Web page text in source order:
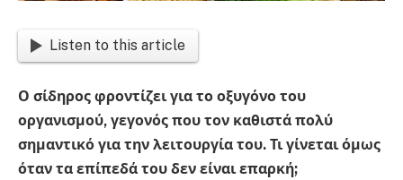
Listen to this article
Ο σίδηρος φροντίζει για το οξυγόνο του
οργανισμού, γεγονός που τον καθιστά πολύ
σημαντικό για την λειτουργία του. Τι γίνεται όμως
όταν τα επίπεδά του δεν είναι επαρκή;